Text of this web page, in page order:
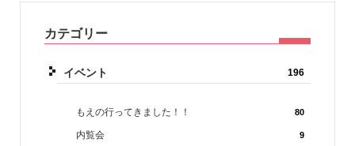
カテゴリー
イベント 196
もえの行ってきました！！ 80
内覧会 9